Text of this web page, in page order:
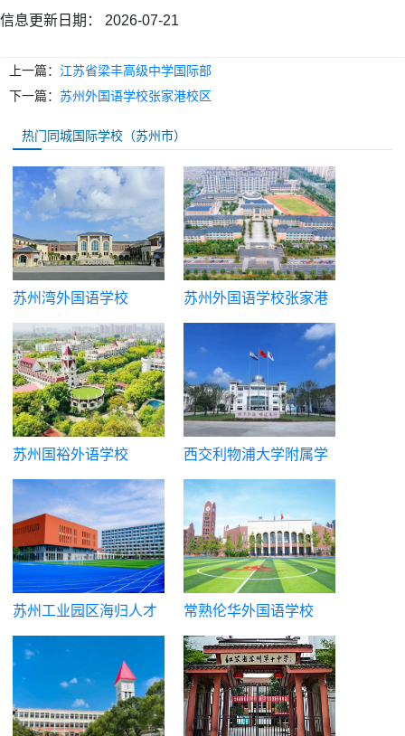
信息更新日期： 2026-07-21
上一篇： 江苏省梁丰高级中学国际部
下一篇： 苏州外国语学校张家港校区
热门同城国际学校（苏州市）
苏州湾外国语学校
苏州外国语学校张家港
校区
苏州国裕外语学校
西交利物浦大学附属学
校国际部
苏州工业园区海归人才
子女学校
常熟伦华外国语学校